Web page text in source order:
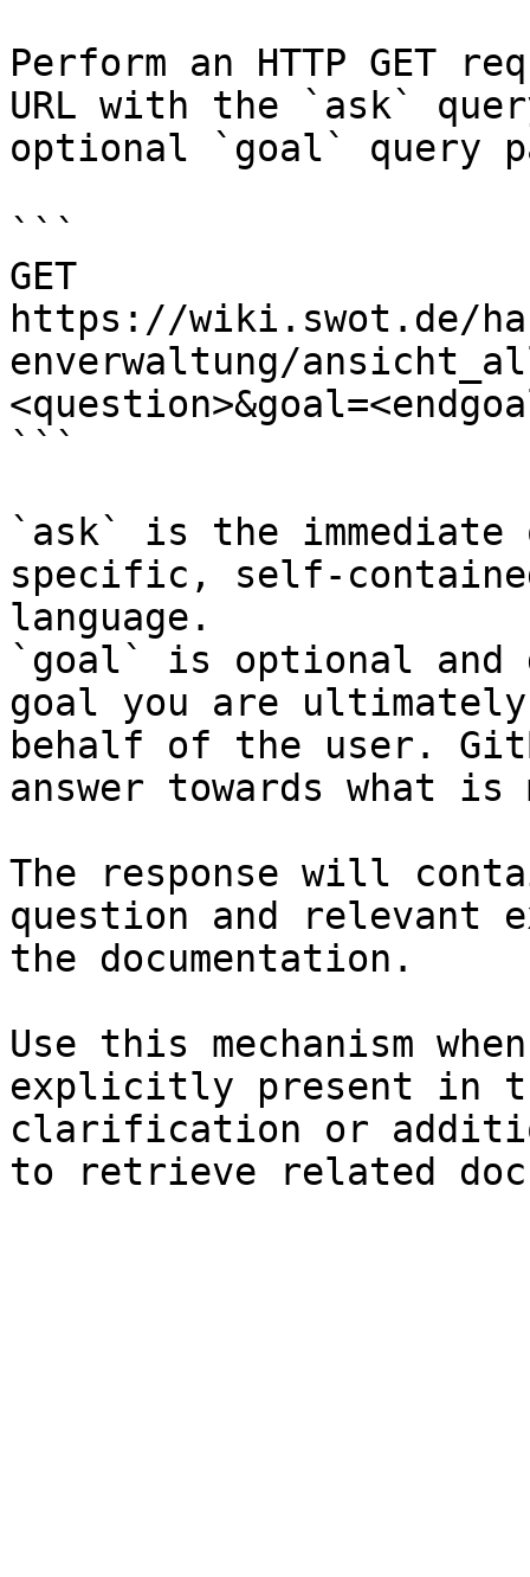
Perform an HTTP GET
URL with the `ask`
optional `goal` query
```
GET
https://wiki.swot.de/
enverwaltung/
```
`ask` is the
specific, self-
language.
`goal` is optional and
goal you are
behalf of the user.
answer towards what
The response will
question and relevant
the documentation.
Use this mechanism
explicitly present in
clarification or